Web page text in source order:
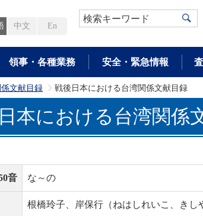
中文 En
検索キーワード
領事・各種業務 安全・緊急情報
文献目録 >
戦後日本における台湾関係文献目録
本における台湾関係
音 な～の
根橋玲子、岸保行（ねはしれいこ、きし